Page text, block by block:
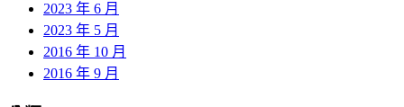
2023 年 6 月
2023 年 5 月
2016 年 10 月
2016 年 9 月